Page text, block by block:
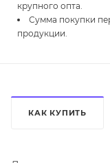
крупного опта.
Сумма покупки
продукции.
КАК КУПИТЬ